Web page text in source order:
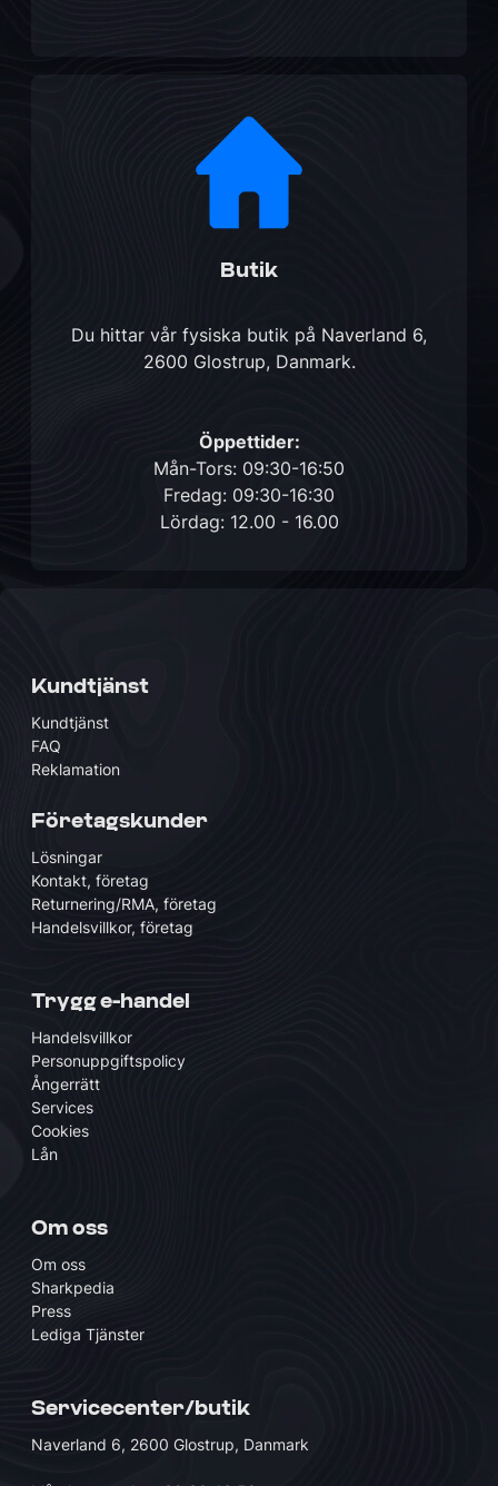
Butik
Du hittar vår fysiska butik på Naverland 6,
2600 Glostrup, Danmark.
Öppettider:
Mån-Tors: 09:30-16:50
Fredag: 09:30-16:30
Lördag: 12.00 - 16.00
Kundtjänst
Kundtjänst
FAQ
Reklamation
Företagskunder
Lösningar
Kontakt, företag
Returnering/RMA, företag
Handelsvillkor, företag
Trygg e-handel
Handelsvillkor
Personuppgiftspolicy
Ångerrätt
Services
Cookies
Lån
Om oss
Om oss
Sharkpedia
Press
Lediga Tjänster
Servicecenter/butik
Naverland 6, 2600 Glostrup, Danmark